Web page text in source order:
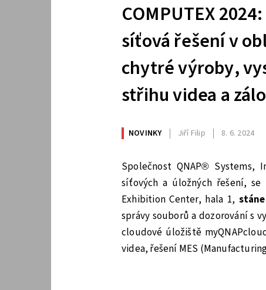
COMPUTEX
síťová řešení v
chytré výroby,
střihu videa a
NOVINKY Jiří Filip 8. 6. 2024
Společnost QNAP® Systems,
síťových a úložných řešení, se
Exhibition Center, hala 1,
správy souborů a dozorování s
cloudové úložiště
videa, řešení MES